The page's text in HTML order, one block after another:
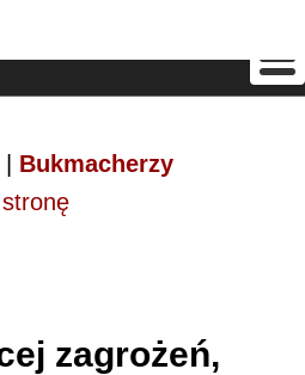
Bukmacherzy
stronę
zagrożeń,